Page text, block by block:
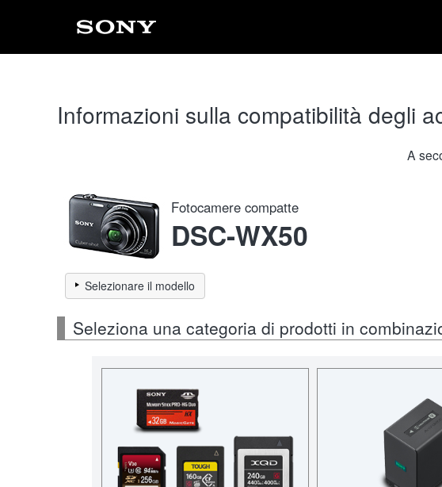
Informazioni sulla compatibilità degli
A
Fotocamere compatte
DSC-WX50
Selezionare il modello
Seleziona una categoria di prodotti in